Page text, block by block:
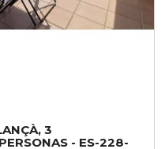
3
- ES-228-